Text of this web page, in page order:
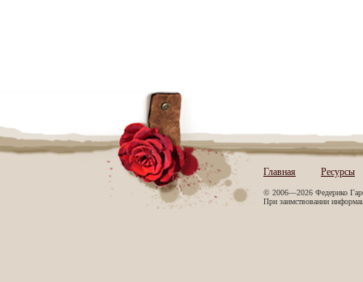
Главная Ресурсы
© 2006—2026 Федерико
При заимствовании